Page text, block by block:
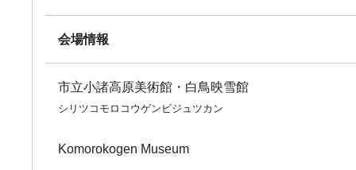
会場情報
市立小諸高原美術館・白鳥映雪館
シリツコモロコウゲンビジュツカン
Komorokogen Museum